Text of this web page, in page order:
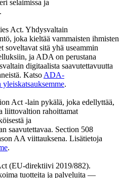
selaimissa ja
Act. Yhdysvaltain
joka kieltää vammaisten ihmisten
soveltavat sitä yhä useammin
ja ADA on perustana
digitaalista saavutettavuutta
KatsoADA-
.
Act -lain pykälä, joka edellyttää,
liittovaltion rahoittamat
ja
saavutettavaa. Section 508
AA viittauksena. Lisätietoja
.
(EU-direktiivi 2019/882).
tuotteita ja palveluita —